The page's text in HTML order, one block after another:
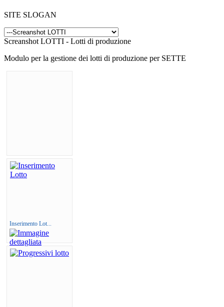
SITE SLOGAN
Screanshot LOTTI - Lotti di produzione
Modulo per la gestione dei lotti di produzione per SETTE
Inserimento Lot...